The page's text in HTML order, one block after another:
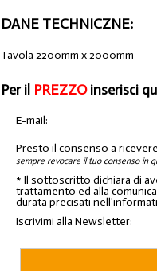
DANE TECHNICZNE:
Tavola 2200mm x 2000mm
Per il PREZZOinserisci
E-mail:
Presto il consenso a
sempre revocare il tuo consenso in
* Il sottoscritto dichiara di
trattamento ed alla
durata precisati
Iscrivimi alla Newsletter: